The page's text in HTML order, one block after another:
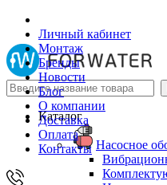
Личный кабинет
Монтаж
Бренды
Новости
Блог
О компании
Доставка
Оплата
Контакты
Каталог
Насосное